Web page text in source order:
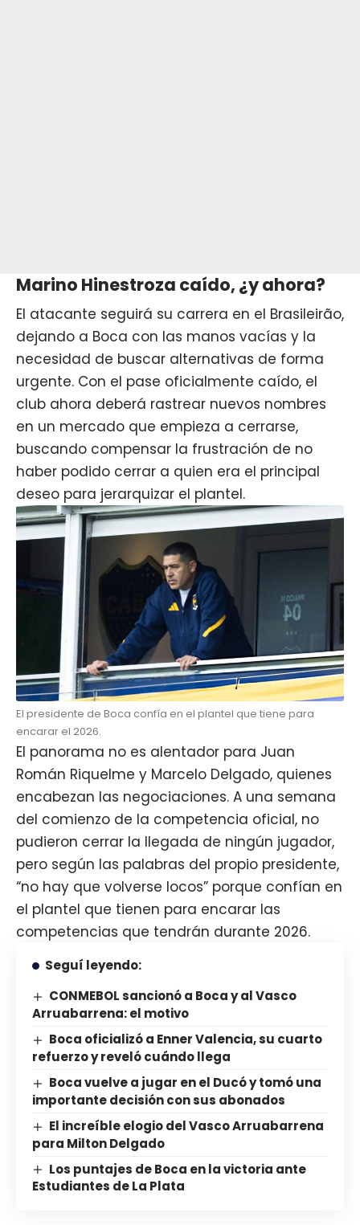
Marino Hinestroza caído, ¿y ahora?
El atacante seguirá su carrera en el Brasileirão,
dejando a Boca con las manos vacías y la
necesidad de buscar alternativas de forma
urgente. Con el pase oficialmente caído, el
club ahora deberá rastrear nuevos nombres
en un mercado que empieza a cerrarse,
buscando compensar la frustración de no
haber podido cerrar a quien era el principal
deseo para jerarquizar el plantel.
El presidente de Boca confía en el plantel que tiene para
encarar el 2026.
El panorama no es alentador para Juan
Román Riquelme y Marcelo Delgado, quienes
encabezan las negociaciones. A una semana
del comienzo de la competencia oficial, no
pudieron cerrar la llegada de ningún jugador,
pero según las palabras del propio presidente,
“no hay que volverse locos” porque confían en
el plantel que tienen para encarar las
competencias que tendrán durante 2026.
Seguí leyendo:
CONMEBOL sancionó a Boca y al Vasco
Arruabarrena: el motivo
Boca oficializó a Enner Valencia, su cuarto
refuerzo y reveló cuándo llega
Boca vuelve a jugar en el Ducó y tomó una
importante decisión con sus abonados
El increíble elogio del Vasco Arruabarrena
para Milton Delgado
Los puntajes de Boca en la victoria ante
Estudiantes de La Plata